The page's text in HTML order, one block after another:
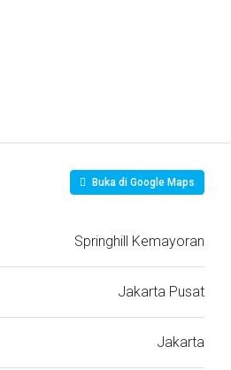
Buka di Google Maps
Springhill Kemayoran
Jakarta Pusat
Jakarta